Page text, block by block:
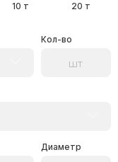
10 т 20 т
Кол-во
Диаметр